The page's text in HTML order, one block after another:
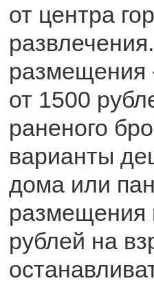
от центра
размещения
от 1500
раненого
варианты
дома или
размещения
рублей на